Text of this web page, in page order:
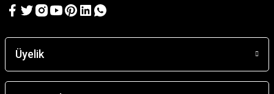
Üyelik